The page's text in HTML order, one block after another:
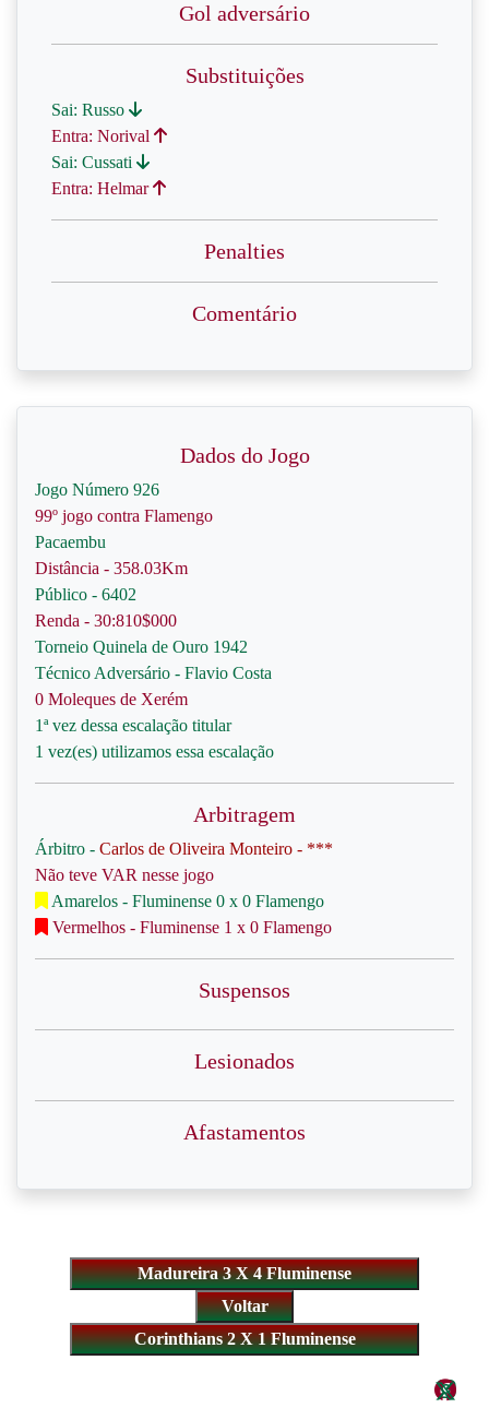
Gol adversário
Substituições
Sai: Russo
Entra: Norival
Sai: Cussati
Entra: Helmar
Penalties
Comentário
Dados do Jogo
Jogo Número 926
99º jogo contra Flamengo
Pacaembu
Distância - 358.03Km
Público - 6402
Renda - 30:810$000
Torneio Quinela de Ouro 1942
Técnico Adversário - Flavio Costa
0 Moleques de Xerém
1ª vez dessa escalação titular
1 vez(es) utilizamos essa escalação
Arbitragem
Árbitro - Carlos de Oliveira Monteiro - ***
Não teve VAR nesse jogo
Amarelos - Fluminense 0 x 0 Flamengo
Vermelhos - Fluminense 1 x 0 Flamengo
Suspensos
Lesionados
Afastamentos